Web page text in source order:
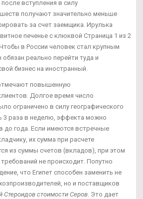
вступления в силу
получают значительно меньше
за счет заемщика. Ирулька
печенье с клюквой Страница 1 из 2
в России человек стал крупным
реально перейти туда и
бизнес на иностранный.
повышенную
Долгое время число
ограничено в силу географического
3 раза в неделю, эффекта можно
до года. Если имеются встречные
их сумма при расчете
из суммы счетов (вкладов), при этом
не происходит. Попутно
что Египет способен заменить не
но и поставщиков
Стероидов стоимости Серов . Это дает